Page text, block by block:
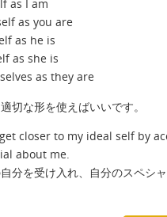
as I am
as you are
as he is
as she is
as they are
切な形を使えばいいです。
closer to my ideal self by
about me.
分を受け入れ、自分のスペシ